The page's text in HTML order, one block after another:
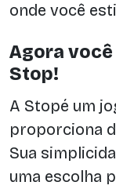
onde você
Agora
Stop!
A Stopé um
proporciona
Sua
uma escolha